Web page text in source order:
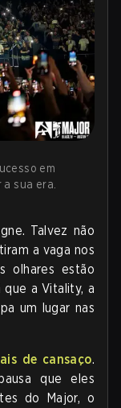
em
sua era.
Talvez não
a vaga nos
olhares estão
a Vitality, a
um lugar nas
de cansaço.
que eles
do Major, o